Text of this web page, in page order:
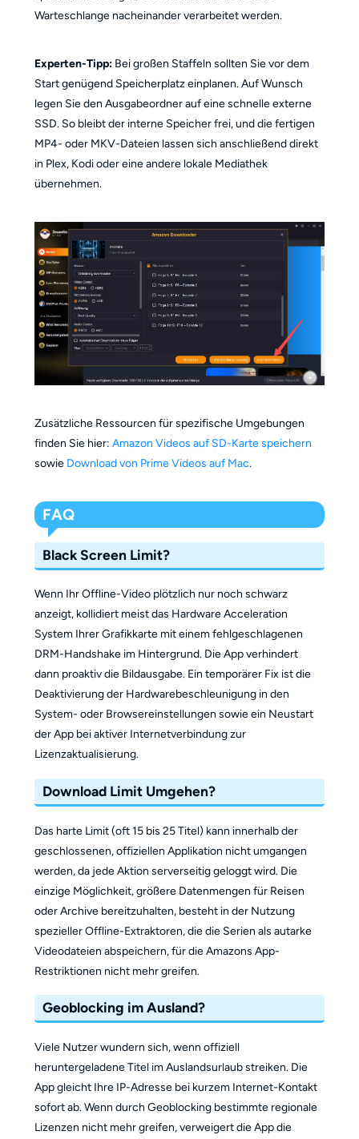
Warteschlange nacheinander verarbeitet werden.
Experten-Tipp: Bei großen Staffeln sollten Sie vor dem
Start genügend Speicherplatz einplanen. Auf Wunsch
legen Sie den Ausgabeordner auf eine schnelle externe
SSD. So bleibt der interne Speicher frei, und die fertigen
MP4- oder MKV-Dateien lassen sich anschließend direkt
in Plex, Kodi oder eine andere lokale Mediathek
übernehmen.
Zusätzliche Ressourcen für spezifische Umgebungen
finden Sie hier: Amazon Videos auf SD-Karte speichern
sowie Download von Prime Videos auf Mac.
FAQ
Black Screen Limit?
Wenn Ihr Offline-Video plötzlich nur noch schwarz
anzeigt, kollidiert meist das Hardware Acceleration
System Ihrer Grafikkarte mit einem fehlgeschlagenen
DRM-Handshake im Hintergrund. Die App verhindert
dann proaktiv die Bildausgabe. Ein temporärer Fix ist die
Deaktivierung der Hardwarebeschleunigung in den
System- oder Browsereinstellungen sowie ein Neustart
der App bei aktiver Internetverbindung zur
Lizenzaktualisierung.
Download Limit Umgehen?
Das harte Limit (oft 15 bis 25 Titel) kann innerhalb der
geschlossenen, offiziellen Applikation nicht umgangen
werden, da jede Aktion serverseitig geloggt wird. Die
einzige Möglichkeit, größere Datenmengen für Reisen
oder Archive bereitzuhalten, besteht in der Nutzung
spezieller Offline-Extraktoren, die die Serien als autarke
Videodateien abspeichern, für die Amazons App-
Restriktionen nicht mehr greifen.
Geoblocking im Ausland?
Viele Nutzer wundern sich, wenn offiziell
heruntergeladene Titel im Auslandsurlaub streiken. Die
App gleicht Ihre IP-Adresse bei kurzem Internet-Kontakt
sofort ab. Wenn durch Geoblocking bestimmte regionale
Lizenzen nicht mehr greifen, verweigert die App die